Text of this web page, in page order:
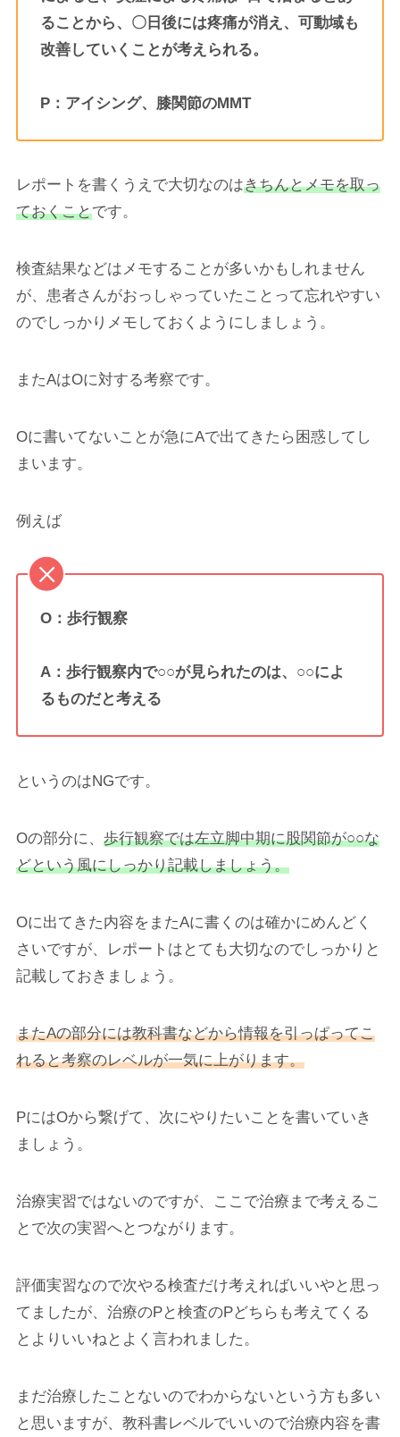
ることから、〇日後には疼痛が消え、可動域も
改善していくことが考えられる。
P：アイシング、膝関節のMMT
レポートを書くうえで大切なのはきちんとメモを取っ
ておくことです。
検査結果などはメモすることが多いかもしれません
が、患者さんがおっしゃっていたことって忘れやすい
のでしっかりメモしておくようにしましょう。
またAはOに対する考察です。
Oに書いてないことが急にAで出てきたら困惑してし
まいます。
例えば
O：歩行観察
A：歩行観察内で○○が見られたのは、○○によ
るものだと考える
というのはNGです。
Oの部分に、 歩行観察では左立脚中期に股関節が○○な
どという風にしっかり記載しましょう。
Oに出てきた内容をまたAに書くのは確かにめんどく
さいですが、レポートはとても大切なのでしっかりと
記載しておきましょう。
またAの部分には教科書などから情報を引っぱってこ
れると考察のレベルが一気に上がります。
PにはOから繋げて、次にやりたいことを書いていき
ましょう。
治療実習ではないのですが、ここで治療まで考えるこ
とで次の実習へとつながります。
評価実習なので次やる検査だけ考えればいいやと思っ
てましたが、治療のPと検査のPどちらも考えてくる
とよりいいねとよく言われました。
まだ治療したことないのでわからないという方も多い
と思いますが、教科書レベルでいいので治療内容を書